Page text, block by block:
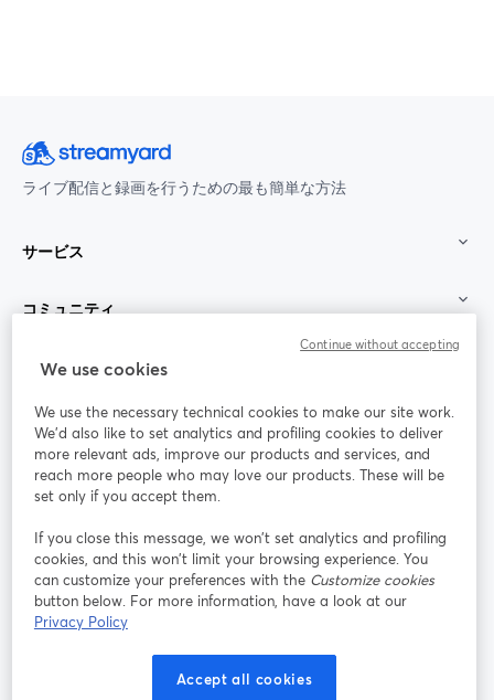
ライブ配信と録画を行うための最も簡単な方法
サービス
コミュニティ
StreamYard：
参加する
ライ
ンセ
ミナ
ー
Facebook
新しいタブで開く(Twitter)
YouTube
Instagram
新しいタブで開く
LinkedIn
新しいタブで開く
We use cookies
We use the necessary technical cookies to make our site work.
We'd also like to set analytics and profiling cookies to deliver
more relevant ads, improve our products and services, and
reach more people who may love our products. These will be
set only if you accept them.
If you close this message, we won’t set analytics and profiling
cookies, and this won’t limit your browsing experience. You
can customize your preferences with the Customize cookies
button below. For more information, have a look at our
Privacy Policy
Accept all cookies
Continue without accepting